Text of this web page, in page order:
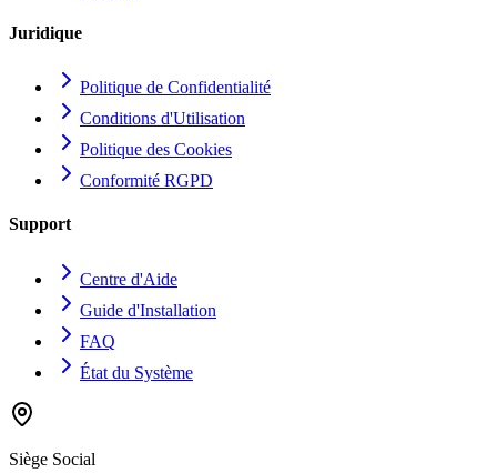
Juridique
Politique de Confidentialité
Conditions d'Utilisation
Politique des Cookies
Conformité RGPD
Support
Centre d'Aide
Guide d'Installation
FAQ
État du Système
Siège Social